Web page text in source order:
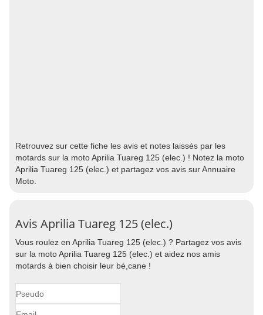
Retrouvez sur cette fiche les avis et notes laissés par les
motards sur la moto Aprilia Tuareg 125 (elec.) ! Notez la moto
Aprilia Tuareg 125 (elec.) et partagez vos avis sur Annuaire
Moto.
Avis Aprilia Tuareg 125 (elec.)
Vous roulez en Aprilia Tuareg 125 (elec.) ? Partagez vos avis
sur la moto Aprilia Tuareg 125 (elec.) et aidez nos amis
motards à bien choisir leur bé,cane !